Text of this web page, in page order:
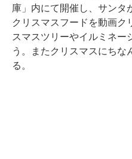
庫」内にて開催し、サンタ
クリスマスフードを動画ク
スマスツリーやイルミネー
う。またクリスマスにちな
る。